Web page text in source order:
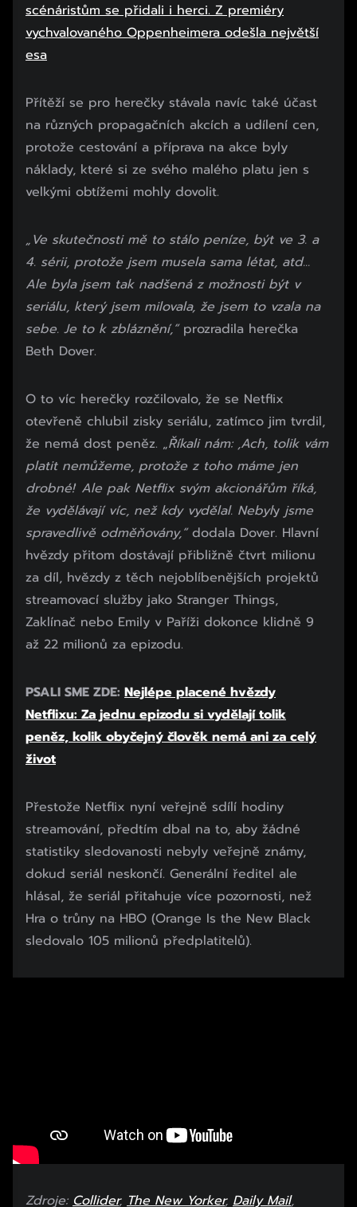
scénáristům se přidali i herci. Z premiéry
vychvalovaného Oppenheimera odešla největší
esa
Přítěží se pro herečky stávala navíc také účast
na různých propagačních akcích a udílení cen,
protože cestování a příprava na akce byly
náklady, které si ze svého malého platu jen s
velkými obtížemi mohly dovolit.
„Ve skutečnosti mě to stálo peníze, být ve 3. a
4. sérii, protože jsem musela sama létat, atd...
Ale byla jsem tak nadšená z možnosti být v
seriálu, který jsem milovala, že jsem to vzala na
sebe. Je to k zbláznění,“prozradila herečka
Beth Dover.
O to víc herečky rozčilovalo, že se Netflix
otevřeně chlubil zisky seriálu, zatímco jim tvrdil,
že nemá dost peněz. „Říkali nám: ,Ach, tolik vám
platit nemůžeme, protože z toho máme jen
drobné!' Ale pak Netflix svým akcionářům říká,
že vydělávají víc, než kdy vydělal. Nebyly jsme
spravedlivě odměňovány,“dodala Dover. Hlavní
hvězdy přitom dostávají přibližně čtvrt milionu
za díl, hvězdy z těch nejoblíbenějších projektů
streamovací služby jako Stranger Things,
Zaklínač nebo Emily v Paříži dokonce klidně 9
až 22 milionů za epizodu.
PSALI SME ZDE: Nejlépe placené hvězdy
Netflixu: Za jednu epizodu si vydělají tolik
peněz, kolik obyčejný člověk nemá ani za celý
život
Přestože Netflix nyní veřejně sdílí hodiny
streamování, předtím dbal na to, aby žádné
statistiky sledovanosti nebyly veřejně známy,
dokud seriál neskončí. Generální ředitel ale
hlásal, že seriál přitahuje více pozornosti, než
Hra o trůny na HBO (Orange Is the New Black
sledovalo 105 milionů předplatitelů).
Zdroje: Collider, The New Yorker, Daily Mail,